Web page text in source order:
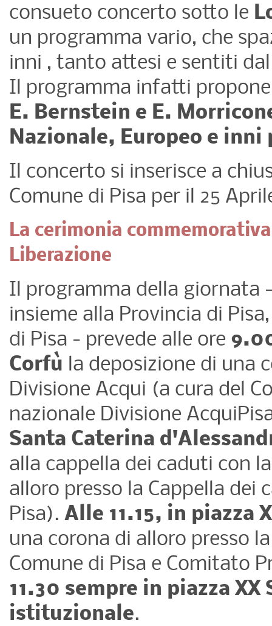
consueto concerto sotto le
un programma vario, che
inni , tanto attesi e sentiti
Il programma infatti
E. Bernstein e E.
Nazionale, Europeo e
Il concerto si inserisce a
Comune di Pisa per il 25
La cerimonia
Liberazione
Il programma della giornata
insieme alla Provincia di
di Pisa - prevede alle ore
Corfù la deposizione di una
Divisione Acqui (a cura del
nazionale Divisione
Santa Caterina
alla cappella dei caduti con
alloro presso la Cappella dei
Pisa). Alle 11.15, in piazza
una corona di alloro presso
Comune di Pisa e Comitato
11.30 sempre in piazza
istituzionale.